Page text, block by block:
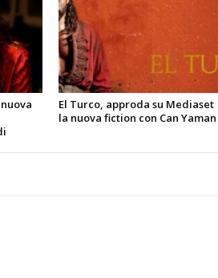
El Turco, approda su Mediaset
la nuova fiction con Can Yaman